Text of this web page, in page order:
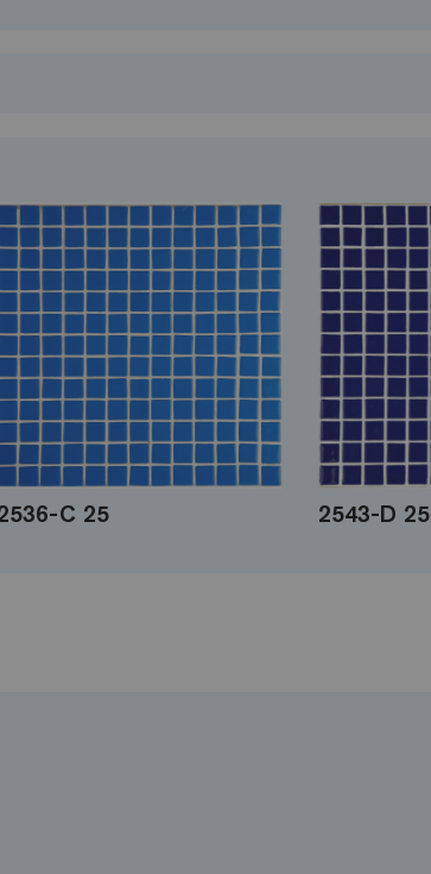
C 25 2543-D 25